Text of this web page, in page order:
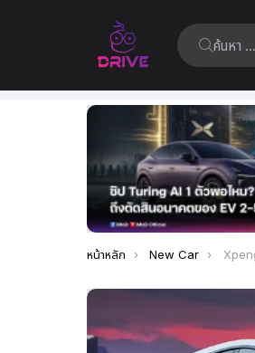
ค้นหา:
เรื่อง
ล่าสุด
คุณอยู่ที่นี่:
หน้าหลัก New Car Xpeng เปิดตัว